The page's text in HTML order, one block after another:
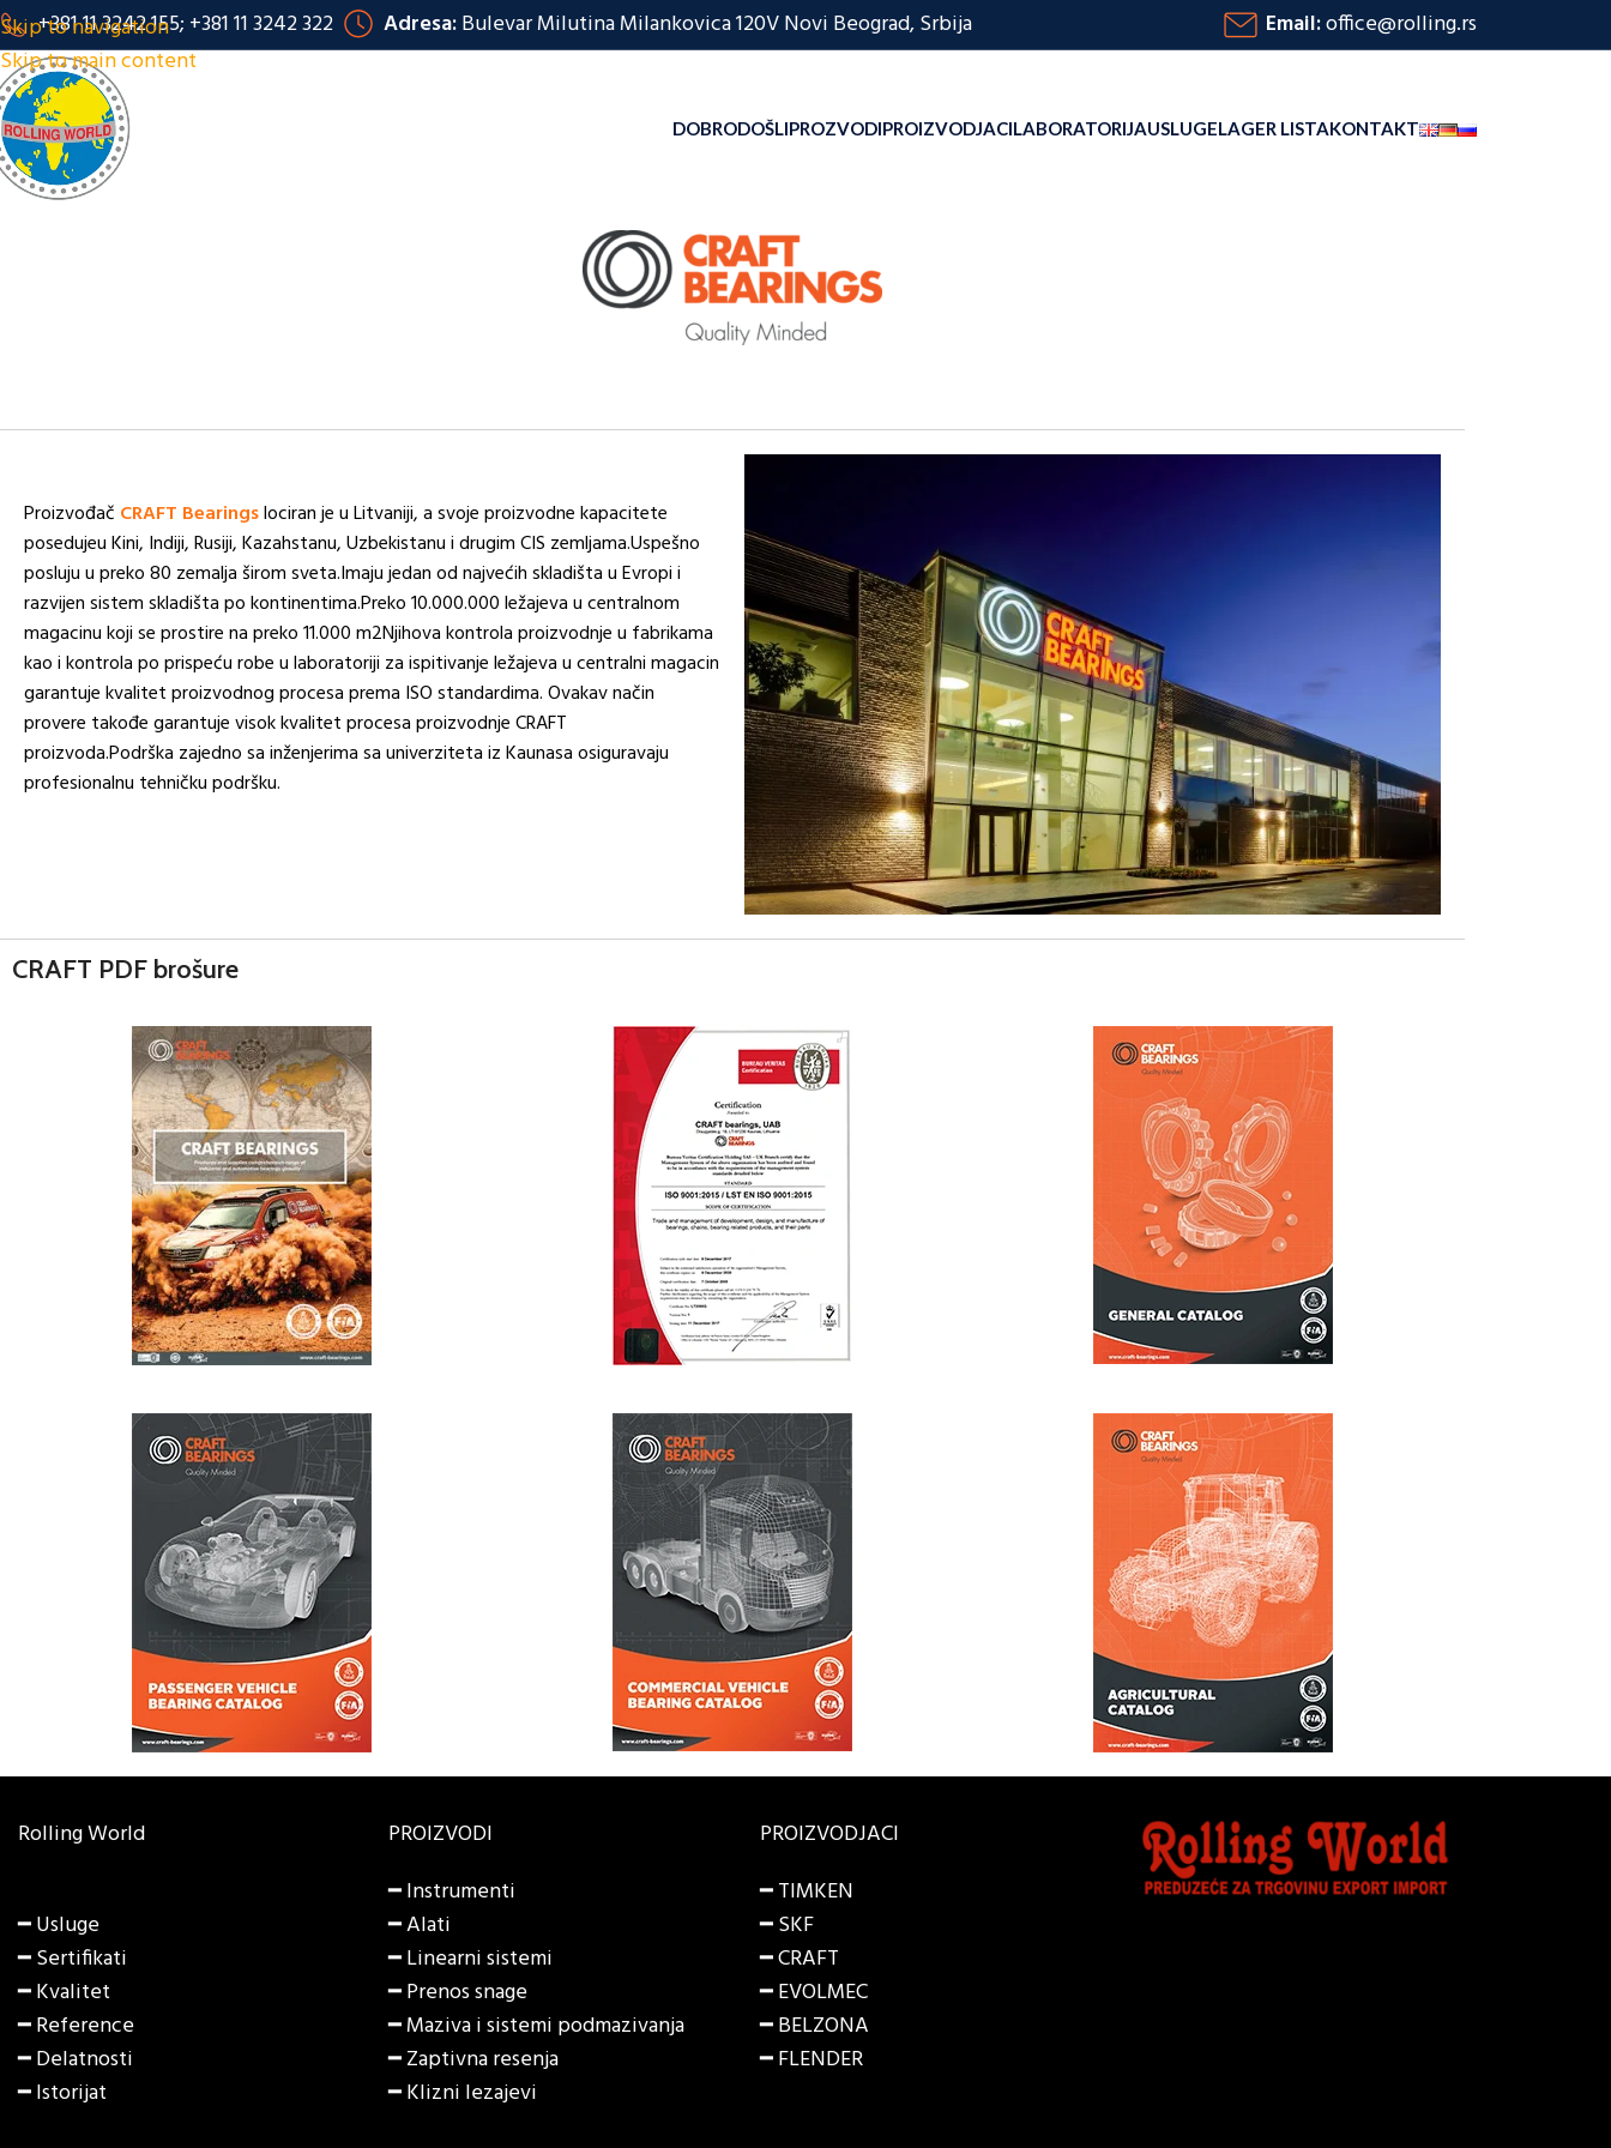
Skip to navigation
Skip to main content
+381 11 3242 155; +381 11 3242 322 Adresa:Bulevar Milutina Milankovica 120V Novi Beograd, Srbija Email:office@rolling.rs
DOBRODOŠLIPROZVODIPROIZVODJACILABORATORIJAUSLUGELAGER LISTAKONTAKT
Proizvođač CRAFT Bearingslociran je u Litvaniji, a svoje proizvodne kapacitete
posedujeu Kini, Indiji, Rusiji, Kazahstanu, Uzbekistanu i drugim CIS zemljama.Uspešno
posluju u preko 80 zemalja širom sveta.Imaju jedan od najvećih skladišta u Evropi i
razvijen sistem skladišta po kontinentima.Preko 10.000.000 ležajeva u centralnom
magacinu koji se prostire na preko 11.000 m2Njihova kontrola proizvodnje u fabrikama
kao i kontrola po prispeću robe u laboratoriji za ispitivanje ležajeva u centralni magacin
garantuje kvalitet proizvodnog procesa prema ISO standardima. Ovakav način
provere takođe garantuje visok kvalitet procesa proizvodnje CRAFT
proizvoda.Podrška zajedno sa inženjerima sa univerziteta iz Kaunasa osiguravaju
profesionalnu tehničku podršku.
CRAFT PDF brošure
Rolling World
━ Usluge
━ Sertifikati
━ Kvalitet
━ Reference
━ Delatnosti
━ Istorijat
PROIZVODI
━Instrumenti
━Alati
━Linearni sistemi
━Prenos snage
━Maziva i sistemi podmazivanja
━Zaptivna resenja
━Klizni lezajevi
PROIZVODJACI
━ TIMKEN
━ SKF
━ CRAFT
━ EVOLMEC
━ BELZONA
━ FLENDER